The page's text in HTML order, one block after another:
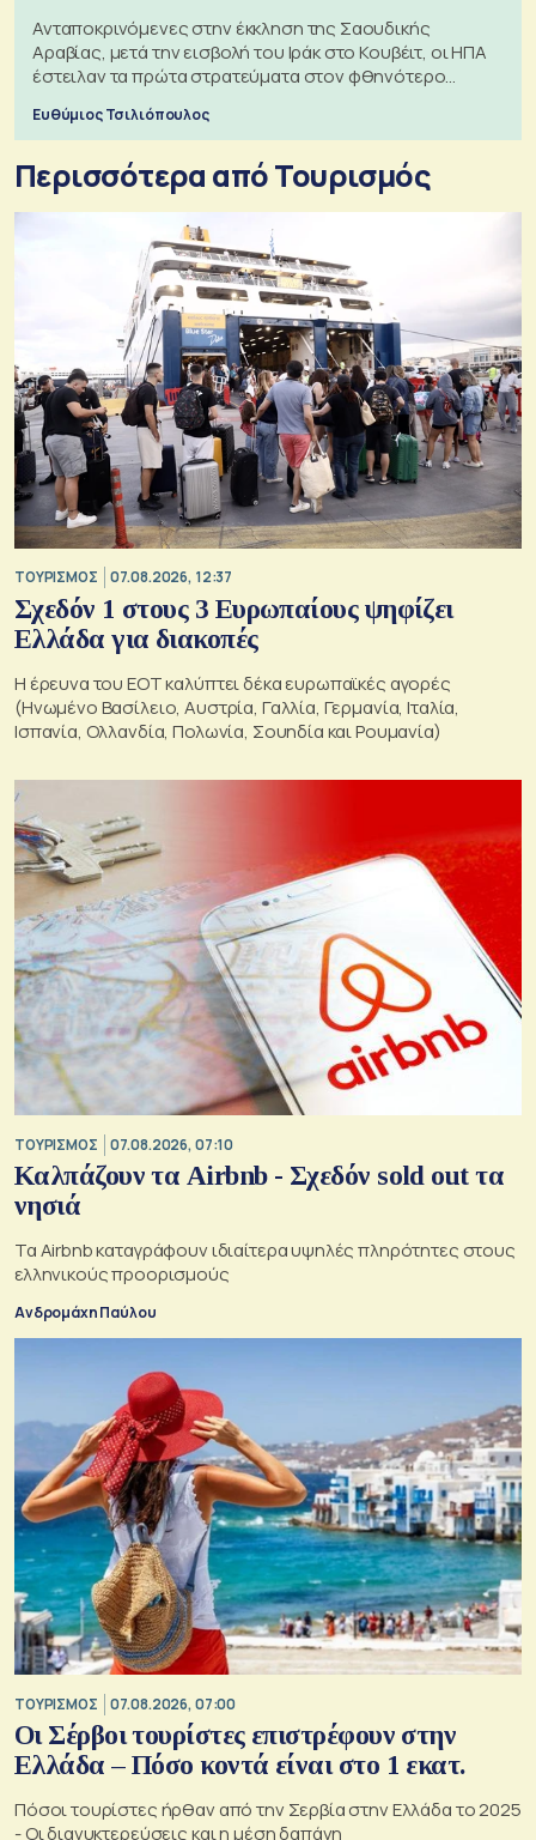
Ανταποκρινόμενες στην έκκληση της Σαουδικής
Αραβίας, μετά την εισβολή του Ιράκ στο Κουβέιτ, οι ΗΠΑ
έστειλαν τα πρώτα στρατεύματα στον φθηνότερο
Ευθύμιος Τσιλιόπουλος
Περισσότερα από Τουρισμός
ΤΟΥΡΙΣΜΟΣ 07.08.2026, 12:37
Σχεδόν 1 στους 3 Ευρωπαίους ψηφίζει
Ελλάδα για διακοπές
Η έρευνα του ΕΟΤ καλύπτει δέκα ευρωπαϊκές αγορές
(Ηνωμένο Βασίλειο, Αυστρία, Γαλλία, Γερμανία, Ιταλία,
Ισπανία, Ολλανδία, Πολωνία, Σουηδία και Ρουμανία)
ΤΟΥΡΙΣΜΟΣ 07.08.2026, 07:10
Καλπάζουν τα Airbnb - Σχεδόν sold out τα
νησιά
Τα Airbnb καταγράφουν ιδιαίτερα υψηλές πληρότητες στους
ελληνικούς προορισμούς
Ανδρομάχη Παύλου
ΤΟΥΡΙΣΜΟΣ 07.08.2026, 07:00
Οι Σέρβοι τουρίστες επιστρέφουν στην
Ελλάδα – Πόσο κοντά είναι στο 1 εκατ.
Πόσοι τουρίστες ήρθαν από την Σερβία στην Ελλάδα το 2025
- Οι διανυκτερεύσεις και η μέση δαπάνη